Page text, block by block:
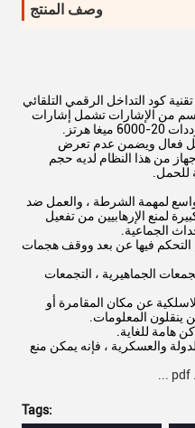
وصف المنتج
كود التداخل الرقمي التلقائي
من الإشارات تشمل إشارات
الهاتف المحمول و 4G داخل نطاق الترددات 20-6000 ميغا هرتز.
فعال ويضمن عدم تعرض
من هذا النظام لديه حجم
للحمل.
لمهمة الشرطة ، والعمل ضد
لمنع الإرهابيين من تفعيل
الجماعية.
التحكم فيها عن بعد ووقف هجمات
الجماهيرية ، التجمعات
عن مكان المقامرة أو
ينقلون المعلومات.
هامة للغاية.
والعسكرية ، فإنه يمكن منع
Tags: